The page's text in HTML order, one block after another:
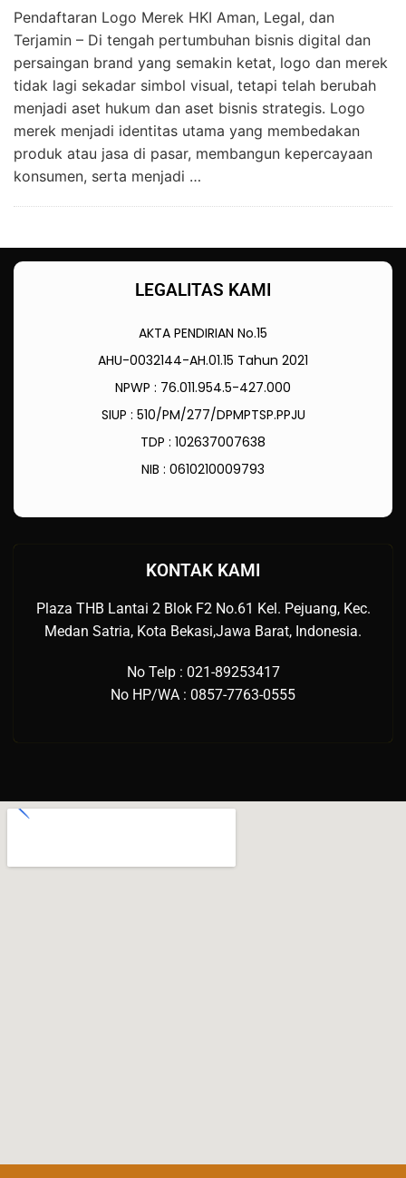
Pendaftaran Logo Merek HKI Aman, Legal, dan
Terjamin – Di tengah pertumbuhan bisnis digital dan
persaingan brand yang semakin ketat, logo dan merek
tidak lagi sekadar simbol visual, tetapi telah berubah
menjadi aset hukum dan aset bisnis strategis. Logo
merek menjadi identitas utama yang membedakan
produk atau jasa di pasar, membangun kepercayaan
konsumen, serta menjadi …
LEGALITAS KAMI
AKTA PENDIRIAN No.15
AHU-0032144-AH.01.15 Tahun 2021
NPWP : 76.011.954.5-427.000
SIUP : 510/PM/277/DPMPTSP.PPJU
TDP : 102637007638
NIB : 0610210009793
KONTAK KAMI
Plaza THB Lantai 2 Blok F2 No.61 Kel. Pejuang, Kec.
Medan Satria, Kota Bekasi,Jawa Barat, Indonesia.
No Telp : 021-89253417
No HP/WA : 0857-7763-0555